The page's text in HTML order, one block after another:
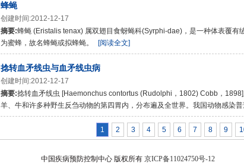
蜂蝇
创建时间:2012-12-17
摘要:蜂蝇 (Eristalis tenax) 属双翅目食蚜蝇科(Syrphi-dae)，是一种体表覆有
为蜜蜂，故名蜂蝇或拟蜂蝇。
[阅读全文]
捻转血矛线虫与血矛线虫病
创建时间:2012-12-17
摘要:捻转血矛线虫 [Haemonchus contortus (Rudolphi，1802) Cobb，
羊、牛和许多种野生反刍动物的第四胃内，分布遍及全世界。我国动物感染
1 2 3 4 5 6 7 8 9
中国疾病预防控制中心 版权所有 京ICP备11024750号-12